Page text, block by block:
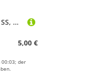
DAIWA Steez Worm Hook SS, Wide Offset, Angelhaken, Size 5/0, 17703-500
5,00 €
der